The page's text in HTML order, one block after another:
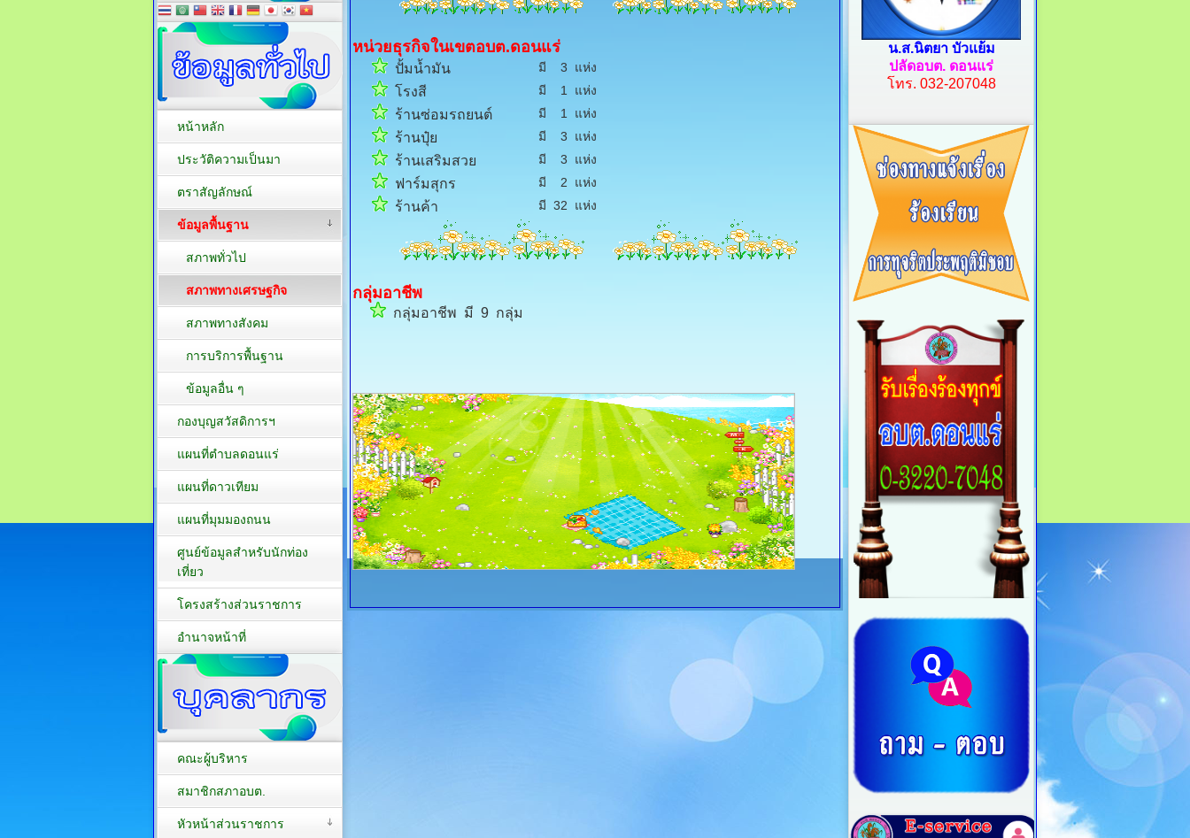
หน่วยธุรกิจในเขตอบต.ดอนแร่
ปั้มน้ำมัน มี 3 แห่ง
โรงสี มี 1 แห่ง
ร้านซ่อมรถยนต์ มี 1 แห่ง
ร้านปุ๋ย มี 3 แห่ง
ร้านเสริมสวย มี 3 แห่ง
ฟาร์มสุกร มี 2 แห่ง
ร้านค้า มี 32 แห่ง
กลุ่มอาชีพ
กลุ่มอาชีพ มี 9 กลุ่ม
หน้าหลัก
ประวัติความเป็นมา
ตราสัญลักษณ์
ข้อมูลพื้นฐาน
สภาพทั่วไป
สภาพทางเศรษฐกิจ
สภาพทางสังคม
การบริการพื้นฐาน
ข้อมูลอื่น ๆ
กองบุญสวัสดิการฯ
แผนที่ตำบลดอนแร่
แผนที่ดาวเทียม
แผนที่มุมมองถนน
ศูนย์ข้อมูลสำหรับนักท่อง
เที่ยว
โครงสร้างส่วนราชการ
อำนาจหน้าที่
คณะผู้บริหาร
สมาชิกสภาอบต.
หัวหน้าส่วนราชการ
น.ส.นิตยา บัวแย้ม
ปลัดอบต. ดอนแร่
โทร. 032-207048